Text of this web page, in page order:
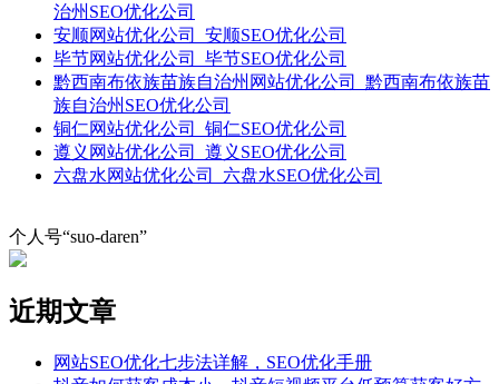
治州SEO优化公司
安顺网站优化公司_安顺SEO优化公司
毕节网站优化公司_毕节SEO优化公司
黔西南布依族苗族自治州网站优化公司_黔西南布依族苗
族自治州SEO优化公司
铜仁网站优化公司_铜仁SEO优化公司
遵义网站优化公司_遵义SEO优化公司
六盘水网站优化公司_六盘水SEO优化公司
个人号“suo-daren”
近期文章
网站SEO优化七步法详解，SEO优化手册